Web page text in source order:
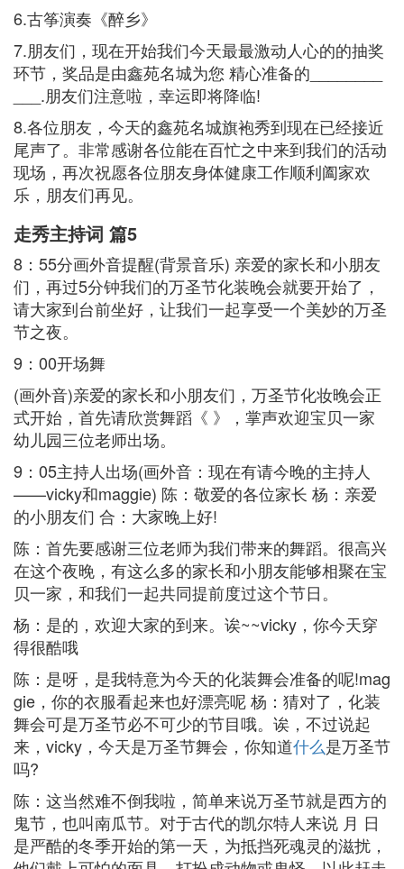
6.古筝演奏《醉乡》
7.朋友们，现在开始我们今天最最激动人心的的抽奖
环节，奖品是由鑫苑名城为您 精心准备的________
___.朋友们注意啦，幸运即将降临!
8.各位朋友，今天的鑫苑名城旗袍秀到现在已经接近
尾声了。非常感谢各位能在百忙之中来到我们的活动
现场，再次祝愿各位朋友身体健康工作顺利阖家欢
乐，朋友们再见。
走秀主持词 篇5
8：55分画外音提醒(背景音乐) 亲爱的家长和小朋友
们，再过5分钟我们的万圣节化装晚会就要开始了，
请大家到台前坐好，让我们一起享受一个美妙的万圣
节之夜。
9：00开场舞
(画外音)亲爱的家长和小朋友们，万圣节化妆晚会正
式开始，首先请欣赏舞蹈《 》，掌声欢迎宝贝一家
幼儿园三位老师出场。
9：05主持人出场(画外音：现在有请今晚的主持人
——vicky和maggie) 陈：敬爱的各位家长 杨：亲爱
的小朋友们 合：大家晚上好!
陈：首先要感谢三位老师为我们带来的舞蹈。很高兴
在这个夜晚，有这么多的家长和小朋友能够相聚在宝
贝一家，和我们一起共同提前度过这个节日。
杨：是的，欢迎大家的到来。诶~~vicky，你今天穿
得很酷哦
陈：是呀，是我特意为今天的化装舞会准备的呢!mag
gie，你的衣服看起来也好漂亮呢 杨：猜对了，化装
舞会可是万圣节必不可少的节目哦。诶，不过说起
来，vicky，今天是万圣节舞会，你知道什么是万圣节
吗?
陈：这当然难不倒我啦，简单来说万圣节就是西方的
鬼节，也叫南瓜节。对于古代的凯尔特人来说 月 日
是严酷的冬季开始的第一天，为抵挡死魂灵的滋扰，